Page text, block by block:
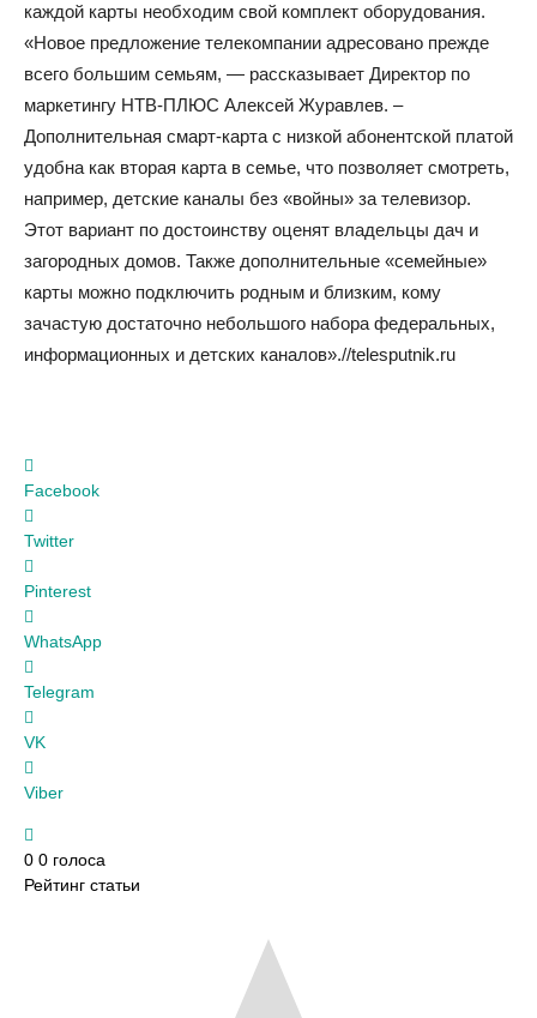
каждой карты необходим свой комплект оборудования.
«Новое предложение телекомпании адресовано прежде
всего большим семьям, — рассказывает Директор по
маркетингу НТВ-ПЛЮС Алексей Журавлев. –
Дополнительная смарт-карта с низкой абонентской платой
удобна как вторая карта в семье, что позволяет смотреть,
например, детские каналы без «войны» за телевизор.
Этот вариант по достоинству оценят владельцы дач и
загородных домов. Также дополнительные «семейные»
карты можно подключить родным и близким, кому
зачастую достаточно небольшого набора федеральных,
информационных и детских каналов».//telesputnik.ru
Facebook
Twitter
Pinterest
WhatsApp
Telegram
VK
Viber
0 0 голоса
Рейтинг статьи